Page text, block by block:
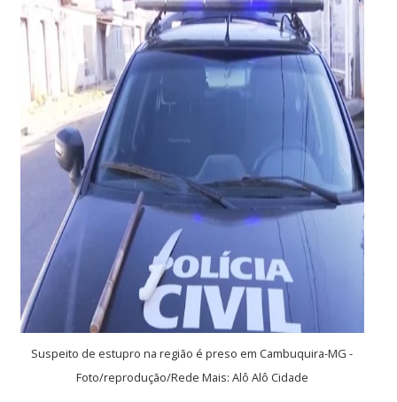
Suspeito de estupro na região é preso em Cambuquira-MG -
Foto/reprodução/Rede Mais: Alô Alô Cidade